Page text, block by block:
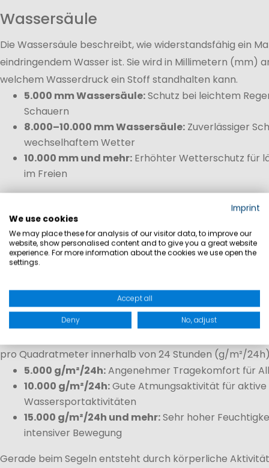
Wassersäule
Die Wassersäule beschreibt, wie widerstandsfähig ein
eindringendem Wasser ist. Sie wird in Millimetern (mm)
welchem Wasserdruck ein Stoff standhalten kann.
5.000 mm Wassersäule:Schutz bei leichtem
Schauern
8.000–10.000 mm Wassersäule: Zuverlässiger
wechselhaftem Wetter
10.000 mm und mehr: Erhöhter Wetterschutz für
im Freien
Mittelpunkt. Vielmehr bieten sie eine ausgewogene
Windschutz, Wasserabweisung und hoher
anhaltenden Regen empfiehlt sich zusätzlich eine
Neben dem Wetterschutz gehört die Atmungsaktivität
Eigenschaften einer Softshell Jacke. Sie beschreibt,
pro Quadratmeter innerhalb von 24 Stunden (g/m²/
5.000 g/m²/24h:Angenehmer Tragekomfort für
10.000 g/m²/24h:Gute Atmungsaktivität für
Wassersportaktivitäten
15.000 g/m²/24h und mehr:Sehr hoher
intensiver Bewegung
Gerade beim Segeln entsteht durch körperliche
Imprint
We use cookies
We may place these for analysis of our visitor data, to improve our
website, show personalised content and to give you a great website
experience. For more information about the cookies we use open the
settings.
Accept all
Deny No, adjust